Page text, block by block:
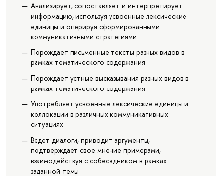
Анализирует, сопоставляет и интерпретирует
информацию, используя усвоенные лексические
единицы и оперируя сформированными
коммуникативными стратегиями
Порождает письменные тексты разных видов в
рамках тематического содержания
Порождает устные высказывания разных видов в
рамках тематического содержания
Употребляет усвоенные лексические единицы и
коллокации в различных коммуникативных
ситуациях
Ведет диалоги, приводит аргументы,
подтверждает свое мнение примерами,
взаимодействуя с собеседником в рамках
заданной темы